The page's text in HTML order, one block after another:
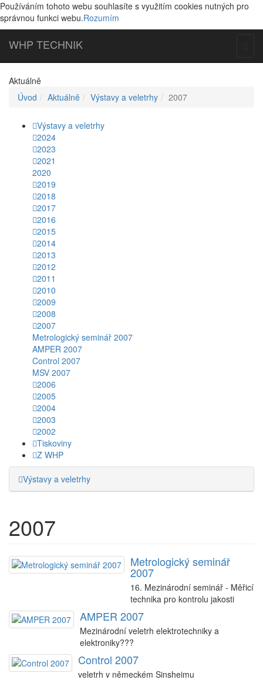
Používáním tohoto webu souhlasíte s využitím cookies nutných pro
správnou funkci webu.Rozumím
WHP TECHNIK
Aktuálně
Úvod
Aktuálně Výstavy a veletrhy 2007
Výstavy a veletrhy
2024
2023
2021
2020
2019
2018
2017
2016
2015
2014
2013
2012
2011
2010
2009
2008
2007
Metrologický seminář 2007
AMPER 2007
Control 2007
MSV 2007
2006
2005
2004
2003
2002
Tiskoviny
Z WHP
Výstavy a veletrhy
2007
Metrologický seminář
2007
16. Mezinárodní seminář - Měřicí
technika pro kontrolu jakosti
AMPER 2007
Mezinárodní veletrh elektrotechniky a
elektroniky???
Control 2007
veletrh v německém Sinsheimu